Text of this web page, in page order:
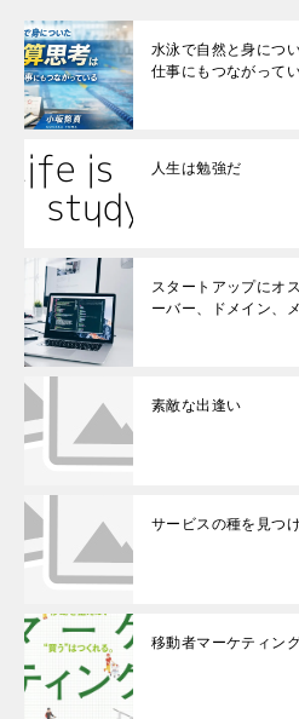
水泳で自然と身につ
仕事にもつながって
人生は勉強だ
スタートアップにオ
ーバー、ドメイン、
素敵な出逢い
サービスの種を見つ
移動者マーケティン